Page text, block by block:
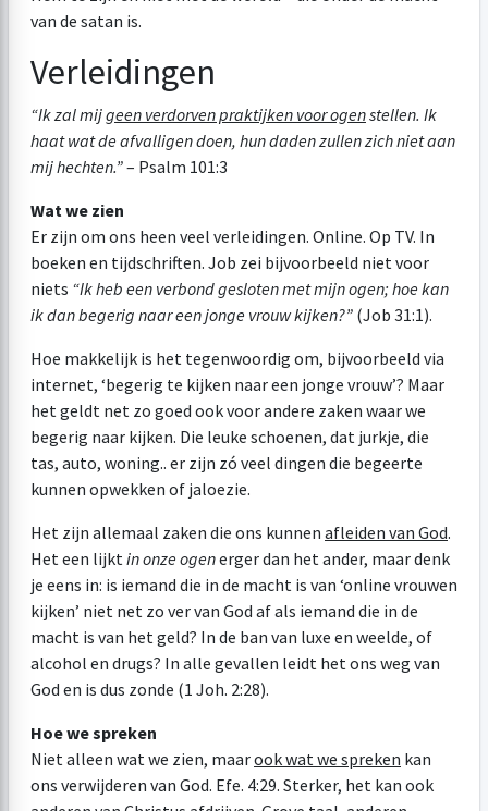
van de satan is.
Verleidingen
“Ik zal mijgeen verdorven praktijken voor ogenstellen. Ik
haat wat de afvalligen doen, hun daden zullen zich niet aan
mij hechten.”– Psalm 101:3
Wat we zien
Er zijn om ons heen veel verleidingen. Online. Op TV. In
boeken en tijdschriften. Job zei bijvoorbeeld niet voor
niets “Ik heb een verbond gesloten met mijn ogen; hoe kan
ik dan begerig naar een jonge vrouw kijken?” (Job 31:1).
Hoe makkelijk is het tegenwoordig om, bijvoorbeeld via
internet, ‘begerig te kijken naar een jonge vrouw’? Maar
het geldt net zo goed ook voor andere zaken waar we
begerig naar kijken. Die leuke schoenen, dat jurkje, die
tas, auto, woning.. er zijn zó veel dingen die begeerte
kunnen opwekken of jaloezie.
Het zijn allemaal zaken die ons kunnen afleiden van God.
Het een lijktin onze ogenerger dan het ander, maar denk
je eens in: is iemand die in de macht is van ‘online vrouwen
kijken’ niet net zo ver van God af als iemand die in de
macht is van het geld? In de ban van luxe en weelde, of
alcohol en drugs? In alle gevallen leidt het ons weg van
God en is dus zonde (1 Joh. 2:28).
Hoe we spreken
Niet alleen wat we zien, maarook wat we spreken kan
ons verwijderen van God. Efe. 4:29. Sterker, het kan ook